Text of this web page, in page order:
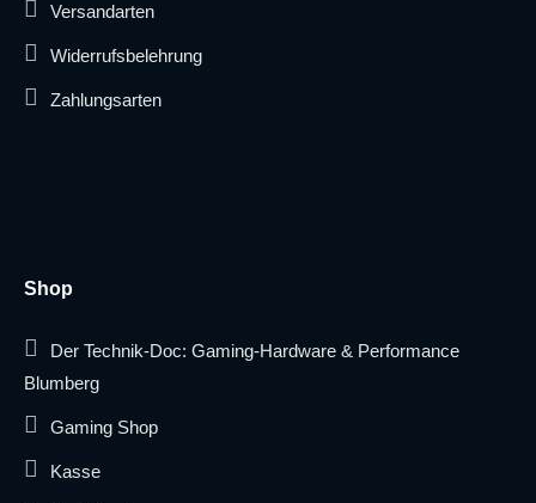
Versandarten
Widerrufsbelehrung
Zahlungsarten
Shop
Der Technik-Doc: Gaming-Hardware & Performance
Blumberg
Gaming Shop
Kasse